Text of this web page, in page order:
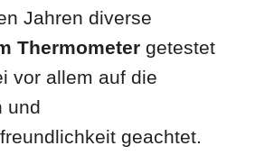
Jahren diverse
Thermometer getestet
vor allem auf die
und
geachtet.